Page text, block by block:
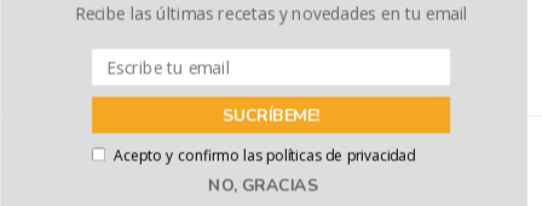
COPYRIGHT © 2026 EL SABOR DE LO BUENO— DESIGNED BY
Política de cookies
Utilizamos cookies propias y de terceros para
mejorar la experiencia de navegación, y ofrecer
la navegación entendemos que se acepta nuestra
Política de cookies.Política de cookies
Recibe las últimas recetas y novedades en tu email
NO, GRACIAS
SUCRÍBEME!
Acepto y confirmo las políticas de privacidad